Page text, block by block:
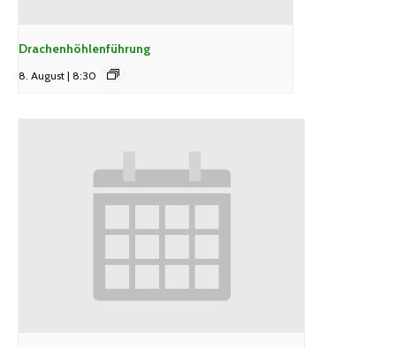
Drachenhöhlenführung
8. August | 8:30